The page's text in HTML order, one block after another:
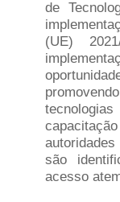
de
(UE)
são
acesso